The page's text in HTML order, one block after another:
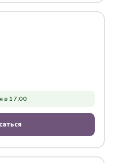
в 17:00